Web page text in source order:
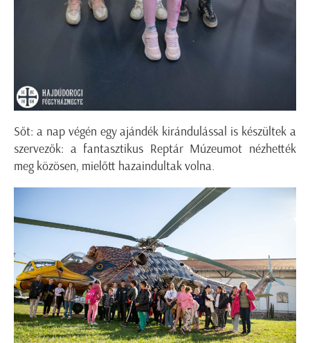
Sőt: a nap végén egy ajándék kirándulással is készültek a
szervezők: a fantasztikus Reptár Múzeumot nézhették
meg közösen, mielőtt hazaindultak volna.